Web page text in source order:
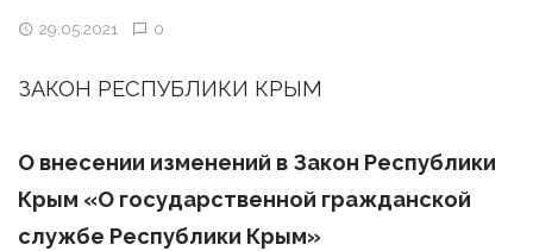
29.05.2021 0
ЗАКОН РЕСПУБЛИКИ КРЫМ
О внесении изменений в Закон Республики
Крым «О государственной гражданской
службе Республики Крым»